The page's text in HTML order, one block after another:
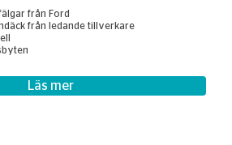
från Ford
från ledande tillverkare
Läs mer